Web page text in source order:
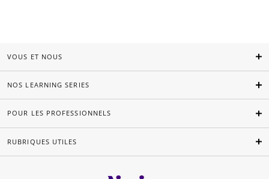
VOUS ET NOUS
NOS LEARNING SERIES
POUR LES PROFESSIONNELS
RUBRIQUES UTILES